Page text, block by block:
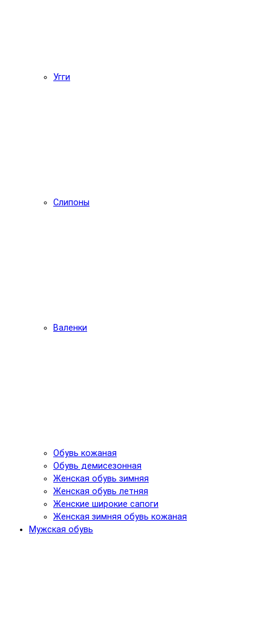
Угги
Слипоны
Валенки
Обувь кожаная
Обувь демисезонная
Женская обувь зимняя
Женская обувь летняя
Женские широкие сапоги
Женская зимняя обувь кожаная
Мужская обувь